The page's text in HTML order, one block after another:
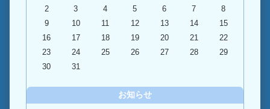
2
3 4 5 6 7
8
9
10 11 12 13 14
15
16
17 18 19 20 21
22
23
24 25 26 27 28
29
30
31
お知らせ